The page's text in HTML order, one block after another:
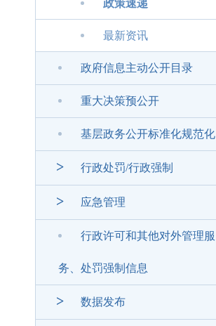
政策速递
最新资讯
政府信息主动公开目录
重大决策预公开
基层政务公开标准化规范化
> 行政处罚/行政强制
> 应急管理
行政许可和其他对外管理服
务、处罚强制信息
> 数据发布